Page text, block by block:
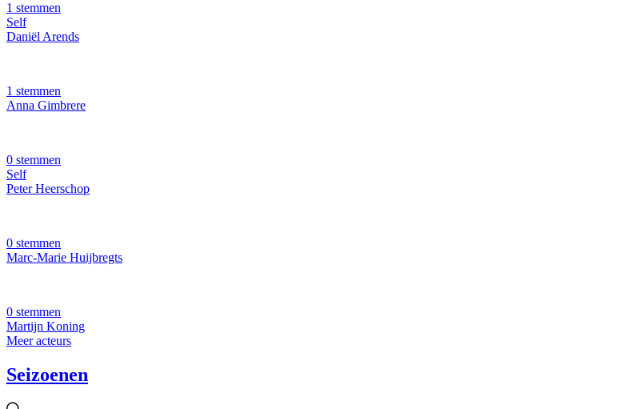
1 stemmen
Self
Daniël Arends
1 stemmen
Anna Gimbrere
0 stemmen
Self
Peter Heerschop
0 stemmen
Marc-Marie Huijbregts
0 stemmen
Martijn Koning
Meer acteurs
Seizoenen